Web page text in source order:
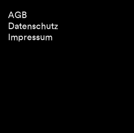
AGB
Datenschutz
Impressum